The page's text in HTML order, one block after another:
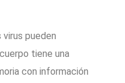
pueden
tiene una
con información